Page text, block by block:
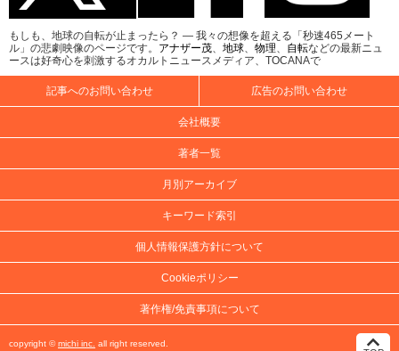
もしも、地球の自転が止まったら？ ― 我々の想像を超える「秒速465メート
ル」の悲劇映像のページです。 アナザー茂 地球 物理 自転などの最新ニュ
ースは好奇心を刺激するオカルトニュースメディア、TOCANAで
記事へのお問い合わせ 広告のお問い合わせ
会社概要
著者一覧
月別アーカイブ
キーワード索引
個人情報保護方針について
Cookieポリシー
著作権/免責事項について
copyright ©michi inc. all right reserved.